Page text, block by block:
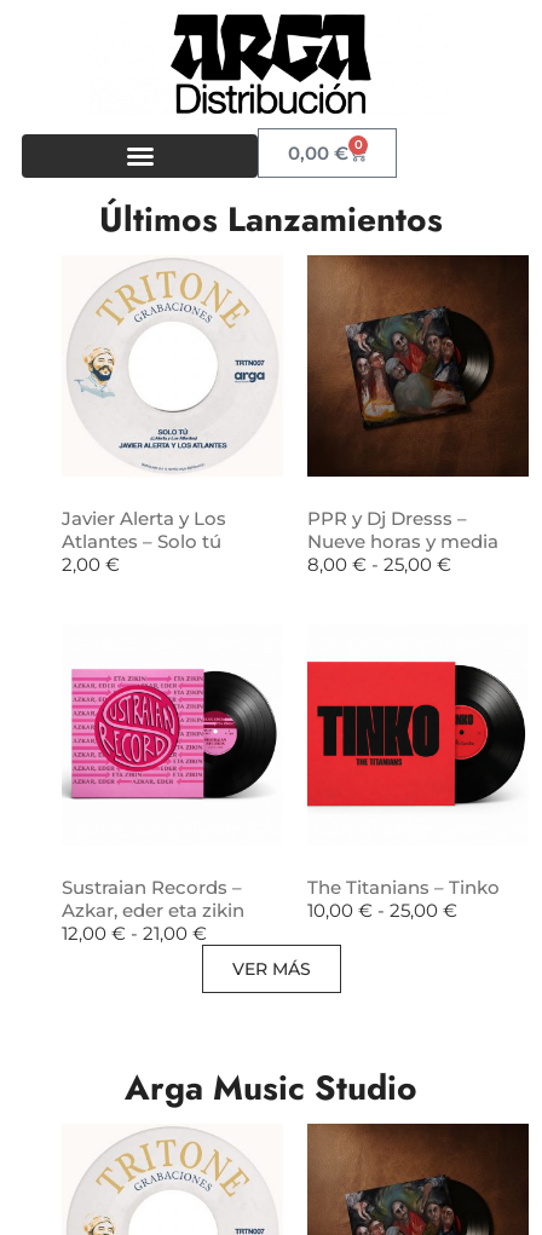
0,00€ 0
Últimos Lanzamientos
Javier Alerta y Los
Atlantes – Solo tú
2,00 €
PPR y Dj Dresss –
Nueve horas y media
8,00 € - 25,00 €
Sustraian Records –
Azkar, eder eta zikin
12,00 € - 21,00 €
The Titanians – Tinko
10,00 € - 25,00 €
VER MÁS
Arga Music Studio